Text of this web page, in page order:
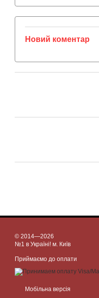
Новий коментар
© 2014—2026
№1 в Україні! м. Київ
Приймаємо до оплати
Мобільна версія